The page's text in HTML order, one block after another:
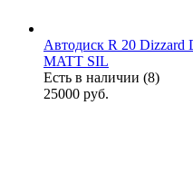
Автодиск R 20 Dizzard
MATT SIL
Есть в наличии (8)
25000 руб.